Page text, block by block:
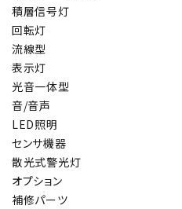
積層信号灯
回転灯
流線型
表示灯
光音一体型
音/音声
LED照明
センサ機器
散光式警光灯
オプション
補修パーツ